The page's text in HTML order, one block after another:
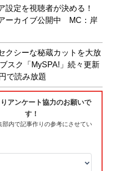
設定を視聴者が決める！
ーカイブ公開中 MC：岸
クシーな秘蔵カットを大放
スク「MySPA!」続々更新
で読み放題